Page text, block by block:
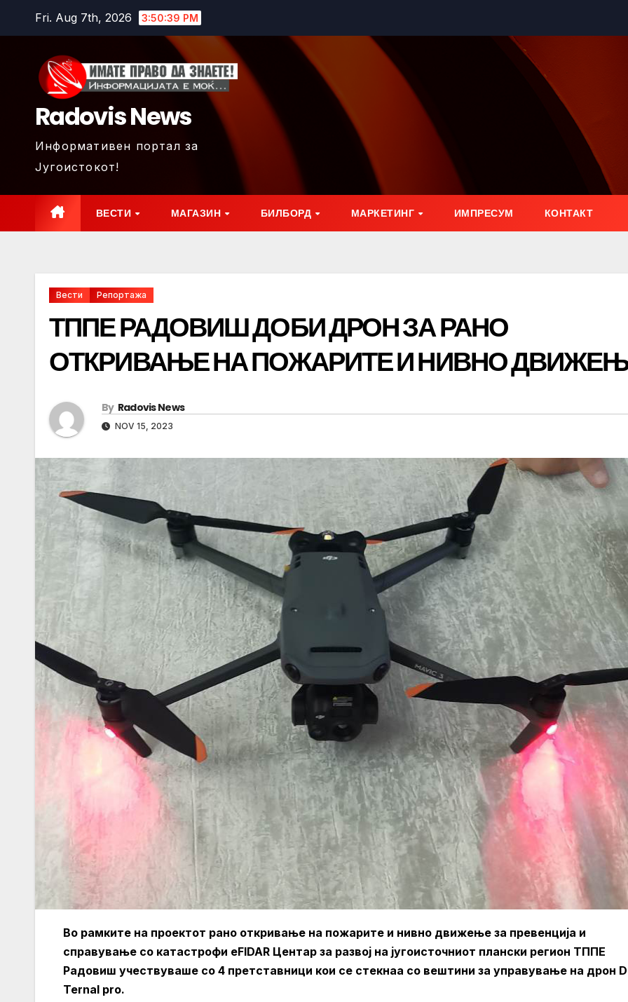
Fri. Aug 7th, 2026 3:50:41 PM
Radovis News
Информативен портал за
Југоистокот!
ВЕСТИ МАГАЗИН БИЛБОРД МАРКЕТИНГ ИМПРЕСУМ КОНТАКТ
Вести Репортажа
ТППЕ РАДОВИШ ДОБИ ДРОН ЗА РАНО
ОТКРИВАЊЕ НА ПОЖАРИТЕ И НИВНО
By Radovis News
NOV 15, 2023
Во рамките на проектот рано откривање на пожарите и нивно движење за превенција и
справување со катастрофи eFIDAR Центар за развој на југоисточниот плански регион ТППЕ
Радовиш учествуваше со 4 претставници кои се стекнаа со вештини за управување на дрон
Ternal pro.